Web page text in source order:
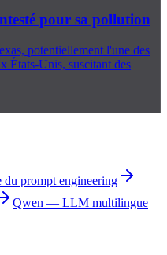
pour sa pollution
potentiellement l'une des
États-Unis, suscitant des
du prompt engineering
Qwen — LLM multilingue